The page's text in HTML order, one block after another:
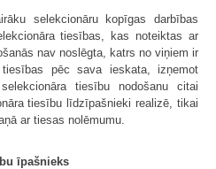
selekcionāru kopīgas darbības
tiesības, kas noteiktas ar
nav noslēgta, katrs no viņiem ir
pēc sava ieskata, izņemot
tiesību nodošanu citai
tiesību līdzīpašnieki realizē, tikai
ar tiesas nolēmumu.
īpašnieks